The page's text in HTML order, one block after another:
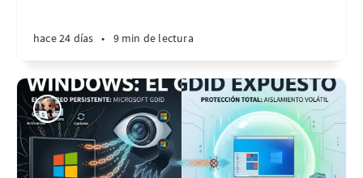
hace 24 días • 9 min de lectura